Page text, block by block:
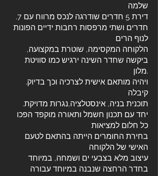
שלמה
.דירת 5 חדרים שודרגה לנכס מרווח עם 7
חדרים ושתי מרפסות רחבות ידיים הפונות
לנוף הרים
הלקוחה המקסימה, שוטרת במקצועה,
ביקשה שחדר השינה ירגיש כמו סוויטת
מלון.
.ויהיה מותאם אישית לצרכיה וכך בדיוק
קיבלה
.תוכנית בניה, אינסטלציה,נגרות מדויקת
יחד עם תכנון חשמל ותאורה מוקפד הפכו
כל חלום למציאות
בחירת החומרים הייתה בהתאם לטעם
האישי של הלקוחה
עיצוב מלא בצבעי ים ושמחה, במיוחד
בחדר הרחצה שנבנה במיוחד עבורה